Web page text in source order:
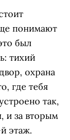
понимают
был
тихий
охрана
где тебя
так,
и за вторым
этаж.